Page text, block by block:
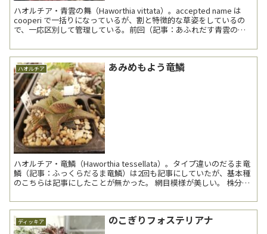
ハオルチア・青雲の舞（Haworthia vittata）。accepted name は
cooperi で一括りになっているが、割と特徴的な草姿をしているの
で、一応区別して管理している。前回（記事：あふれだす青雲の
ハオルチア あみめもよう竜鱗
ハオルチア・竜鱗（Haworthia tessellata）。タイプ違いのだるま竜
鱗（記事：ふっくらだるま竜鱗）は2回も記事にしていたが、基本種
のこちらは記事にしたことが無かった。 網目模様が美しい。 株分け
ディッキア のこぎりフォステリアナ